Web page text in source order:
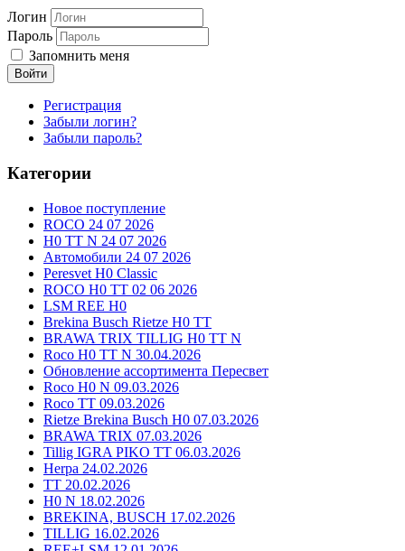
Логин
Пароль
Запомнить меня
Войти
Регистрация
Забыли логин?
Забыли пароль?
Категории
Новое поступление
ROCO 24 07 2026
H0 TT N 24 07 2026
Автомобили 24 07 2026
Peresvet H0 Classic
ROCO H0 TT 02 06 2026
LSM REE H0
Brekina Busch Rietze H0 TT
BRAWA TRIX TILLIG H0 TT N
Roco H0 TT N 30.04.2026
Обновление ассортимента Пересвет
Roco H0 N 09.03.2026
Roco TT 09.03.2026
Rietze Brekina Busch H0 07.03.2026
BRAWA TRIX 07.03.2026
Tillig IGRA PIKO TT 06.03.2026
Herpa 24.02.2026
TT 20.02.2026
H0 N 18.02.2026
BREKINA, BUSCH 17.02.2026
TILLIG 16.02.2026